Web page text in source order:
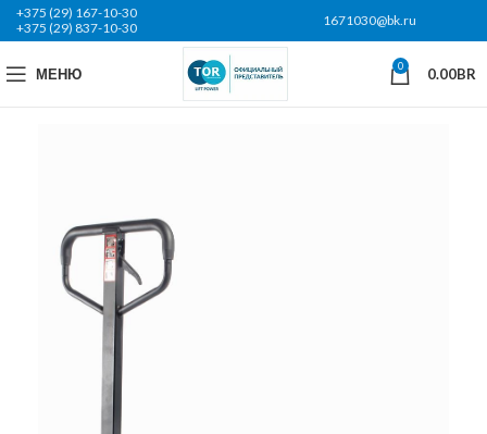
+375 (29) 167-10-30
+375 (29) 837-10-30
1671030@bk.ru
МЕНЮ 0 0.00BR